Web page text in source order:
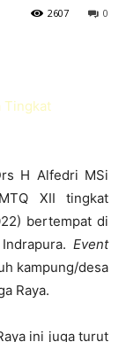
0
2607
H Alfedri MSi
XII tingkat
bertempat di
Event
kampung/desa
Raya.
ini juga turut